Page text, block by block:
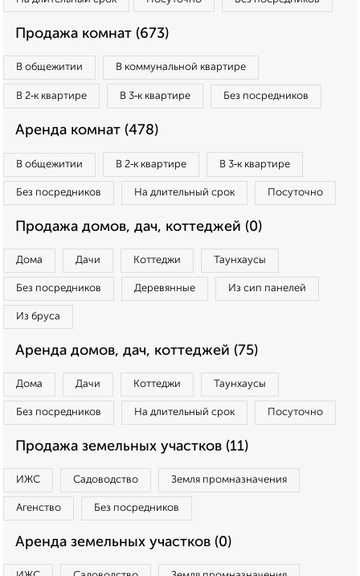
Продажа комнат (673)
В общежитии В коммунальной квартире
В 2‑к квартире В 3‑к квартире Без посредников
Аренда комнат (478)
В общежитии В 2‑к квартире В 3‑к квартире
Без посредников На длительный срок Посуточно
Продажа домов, дач, коттеджей (0)
Дома Дачи Коттеджи Таунхаусы
Без посредников Деревянные Из сип панелей
Из бруса
Аренда домов, дач, коттеджей (75)
Дома Дачи Коттеджи Таунхаусы
Без посредников На длительный срок Посуточно
Продажа земельных участков (11)
ИЖС Садоводство Земля промназначения
Агенство Без посредников
Аренда земельных участков (0)